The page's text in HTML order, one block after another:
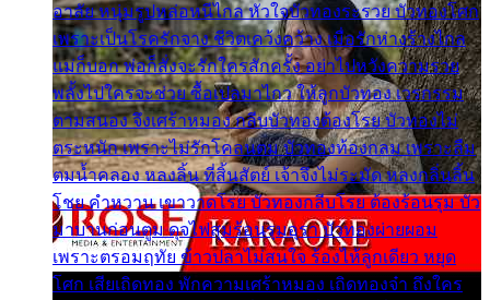
อาลัย หนุ่มรูปหล่อหนีไกล หัวใจบัวทองระรวย บัวทองโศก
เพราะเป็นโรครักจาง ชีวิตเคว้งคว้าง เมื่อรักห่างร้างไกล
แม่ก็บอก พ่อก็สั่งจะรักใครสักครั้ง อย่าไปหวังความรวย
พลั้งไปใครจะช่วย ซื้อเปลมาไกว ให้ลูกบัวทอง เวรกรรม
ตามสนอง จึงเศร้าหมอง กลีบบัวทองต้องโรย บัวทองไม่
ตระหนัก เพราะไม่รักโคลนตม บัวทองท้องกลม เพราะลืม
ตมน้ำคลอง หลงลิ้น ที่สิ้นสัตย์ เจ้าจึงไม่ระมัด หลงกลิ่นลิ้น
โชย คำหวาน เขาวาดโรย บัวทองกลีบโรย ต้องร้อนรุม บัว
มาบานก่อนตูม ดุจไฟสุมร้อนรุมอุรา บัวทองผ่ายผอม
เพราะตรอมฤทัย ข้าวปลาไม่สนใจ ร้องไห้ลูกเดียว หยุด
โศก เสียเถิดทอง พักความเศร้าหมอง เถิดทองจ๋า ถึงใคร